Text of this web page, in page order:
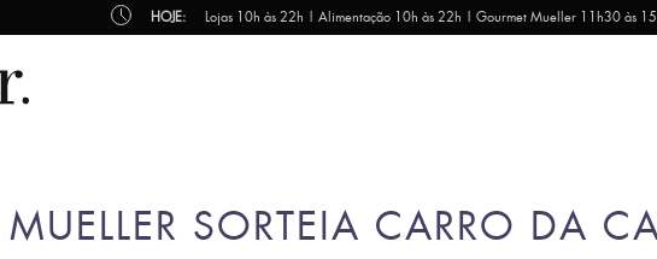
HOJE: Lojas 10h às 22h | Alimentação 10h às 22h | Gourmet Mueller 11h30 às
SORTEIA CARRO DA